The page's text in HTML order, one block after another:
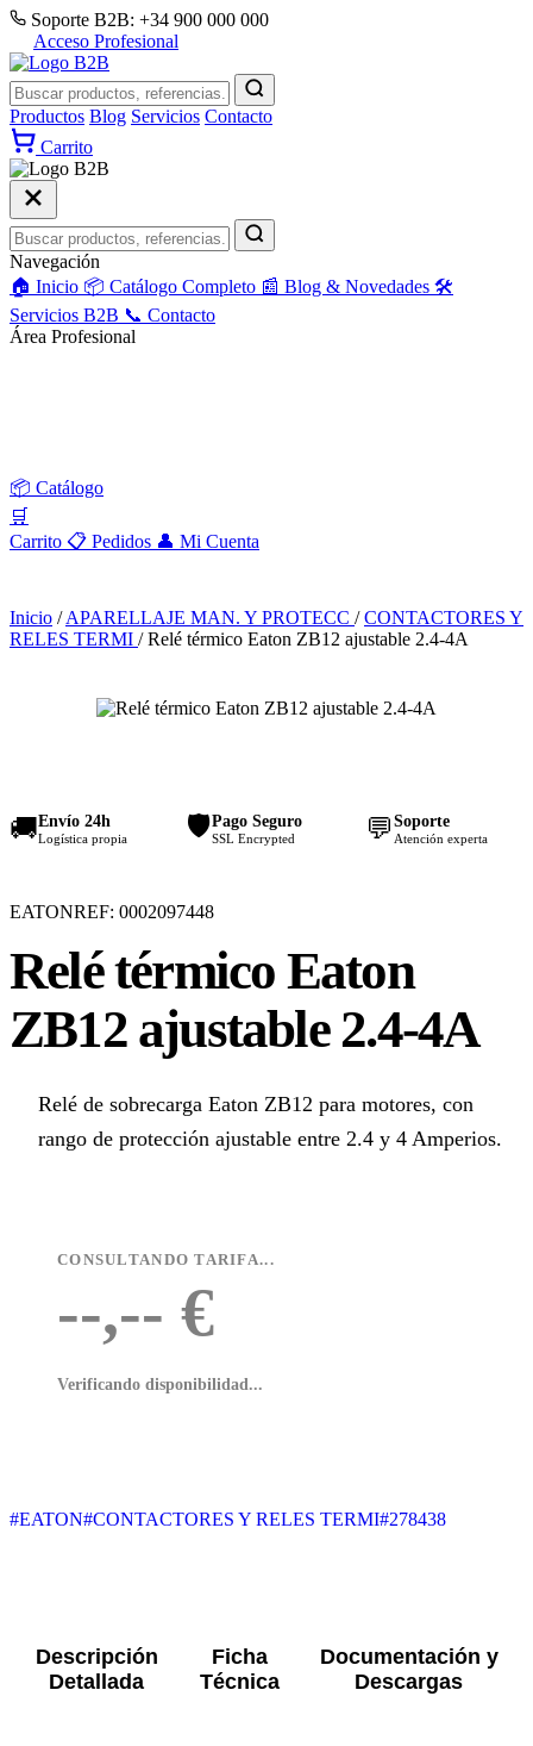
Soporte B2B: +34 900 000 000
Acceso Profesional
Productos Blog Servicios Contacto
Carrito
Navegación
🏠 Inicio 📦 Catálogo Completo 📰 Blog & Novedades 🛠️
Servicios B2B 📞 Contacto
Área Profesional
📦 Catálogo
🛒
Carrito 📋 Pedidos 👤 Mi Cuenta
Inicio / APARELLAJE MAN. Y PROTECC / CONTACTORES Y
RELES TERMI / Relé térmico Eaton ZB12 ajustable 2.4-4A
🚚Envío 24h
Logística propia 🛡️Pago Seguro
SSL Encrypted 💬 Soporte
Atención experta
EATONREF: 0002097448
Relé térmico Eaton
ZB12 ajustable 2.4-4A
Relé de sobrecarga Eaton ZB12 para motores, con
rango de protección ajustable entre 2.4 y 4 Amperios.
CONSULTANDO TARIFA...
--,-- €
Verificando disponibilidad...
#EATON#CONTACTORES Y RELES TERMI#278438
Descripción
Detallada
Ficha
Técnica
Documentación y
Descargas